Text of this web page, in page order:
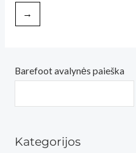
→
Barefoot avalynės paieška
Kategorijos